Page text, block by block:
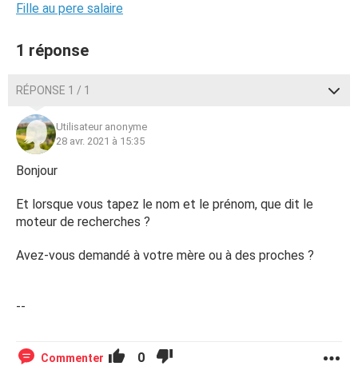
Fille au pere salaire
1 réponse
RÉPONSE 1 / 1
Utilisateur anonyme
28 avr. 2021 à 15:35
Bonjour
Et lorsque vous tapez le nom et le prénom, que dit le
moteur de recherches ?
Avez-vous demandé à votre mère ou à des proches ?
--
Commenter 0